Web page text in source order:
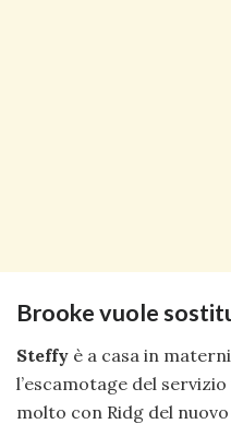
Brooke vuole
Steffy è a casa in
l’escamotage del
molto con Ridg del